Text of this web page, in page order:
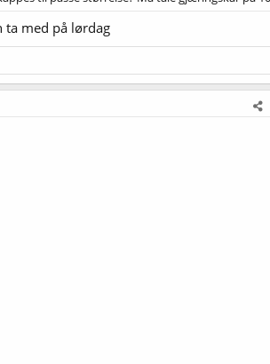
ta med på lørdag